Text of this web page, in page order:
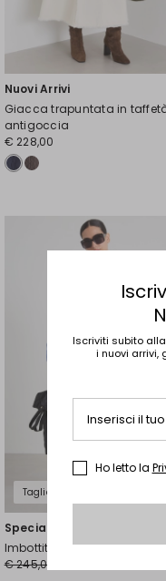
Nuovi Arrivi
Giacca trapuntata in
antigoccia
€ 228,00
Taglie Comode
Special Price
Imbottito in raso antigoccia
€ 245,00
Iscriviti subito
i nuovi arrivi,
Inserisci il
Ho letto la